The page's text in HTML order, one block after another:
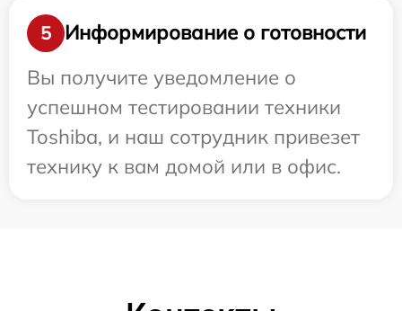
5
Информирование о готовности
Вы получите уведомление о
успешном тестировании техники
Toshiba, и наш сотрудник привезет
технику к вам домой или в офис.